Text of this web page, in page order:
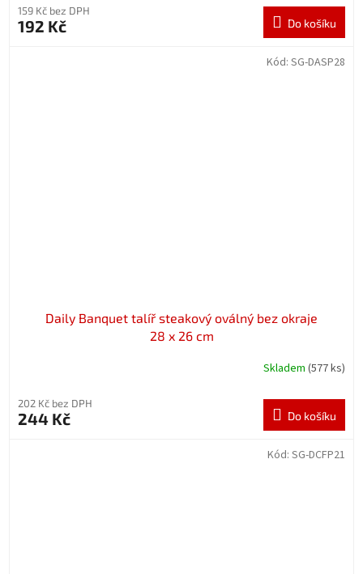
159 Kč bez DPH
192 Kč Do košíku
Daily Banquet talíř steakový oválný bez okraje
28 x 26 cm
Skladem (577 ks)
202 Kč bez DPH
244 Kč Do košíku
Kód: SG-DASP28
Kód: SG-DCFP21